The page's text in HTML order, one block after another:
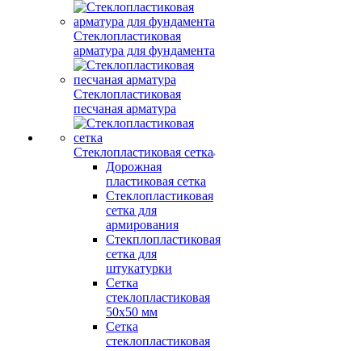
Стеклопластиковая
арматура для фундамента
Стеклопластиковая
песчаная арматура
Стеклопластиковая сетка
Дорожная
пластиковая сетка
Стеклопластиковая
сетка для
армирования
Стекплопластиковая
сетка для
штукатурки
Сетка
стеклопластиковая
50x50 мм
Сетка
стеклопластиковая